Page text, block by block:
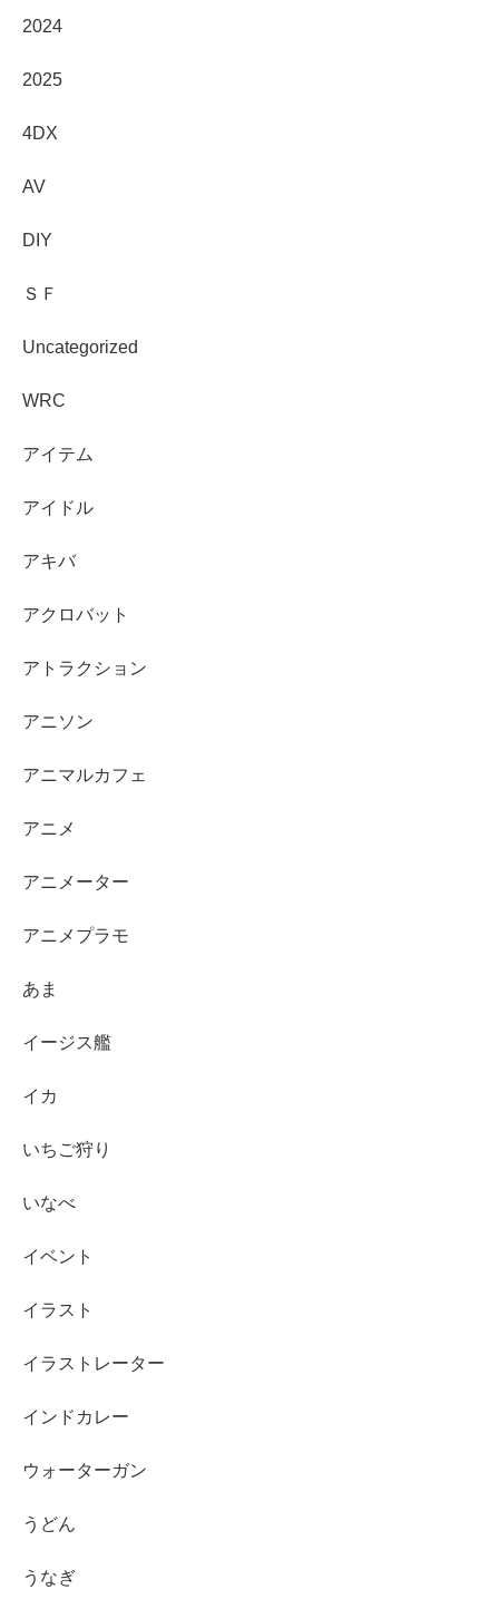
2024
2025
4DX
AV
DIY
ＳＦ
Uncategorized
WRC
アイテム
アイドル
アキバ
アクロバット
アトラクション
アニソン
アニマルカフェ
アニメ
アニメーター
アニメプラモ
あま
イージス艦
イカ
いちご狩り
いなべ
イベント
イラスト
イラストレーター
インドカレー
ウォーターガン
うどん
うなぎ